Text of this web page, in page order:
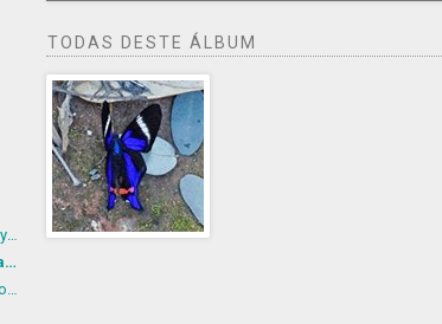
Borboletas: Lepidoptera, Nymphalidae
Borboletas (Rhopalocera), outras
Mariposas: Lepidoptera, Noctuoidea
TODAS DESTE ÁLBUM